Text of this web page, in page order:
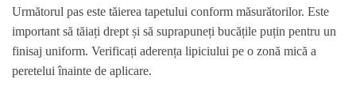
Următorul pas este tăierea tapetului conform măsurătorilor. Este
important să tăiați drept și să suprapuneți bucățile puțin pentru un
finisaj uniform. Verificați aderența lipiciului pe o zonă mică a
peretelui înainte de aplicare.